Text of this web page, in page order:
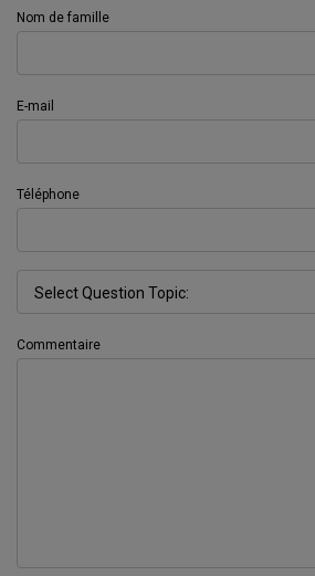
Nom de famille
E-mail
Téléphone
Commentaire